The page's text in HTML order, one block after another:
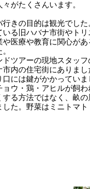
がたくさんいます。
きの目的は観光でし
いる旧ハバナ市街やト
や医療や教育に関心が
ツアーの現地スタッフ
市内の住宅街にありま
には鍵がかかってい
ョウ・鶏・アヒルが飼
する方法ではなく、畝
した。野菜はミニトマ